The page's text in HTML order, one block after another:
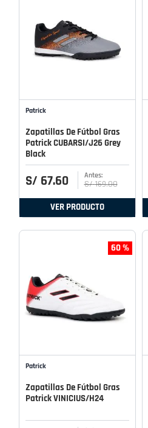
Patrick
Zapatillas De Fútbol Gras
Patrick CUBARSI/J26 Grey
Black
S/ 67.60 S/ 169.00
VER PRODUCTO
60 %
Patrick
Zapatillas De Fútbol Gras
Patrick VINICIUS/H24